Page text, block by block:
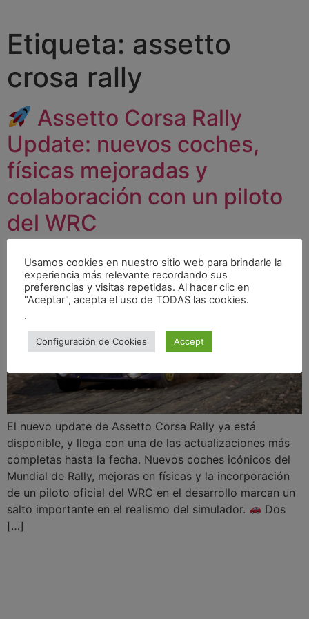
Etiqueta: assetto
crosa rally
Assetto Corsa Rally
Update: nuevos coches,
físicas mejoradas y
colaboración con un piloto
del WRC
El nuevo update de Assetto Corsa Rally ya está
disponible, y llega con una de las actualizaciones más
completas hasta la fecha. Nuevos coches icónicos del
Mundial de Rally, mejoras en físicas y la incorporación
de un piloto oficial del WRC en el desarrollo marcan un
salto importante en el realismo del simulador.
Dos
[…]
Usamos cookies en nuestro sitio web para brindarle la
experiencia más relevante recordando sus
preferencias y visitas repetidas. Al hacer clic en
"Aceptar", acepta el uso de TODAS las cookies.
.
Configuración de Cookies Accept